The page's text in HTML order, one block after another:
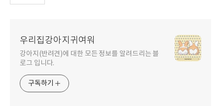
우리집강아지귀여워
강아지(반려견)에 대한 모든 정보를 알려드리는 블
로그 입니다.
구독하기